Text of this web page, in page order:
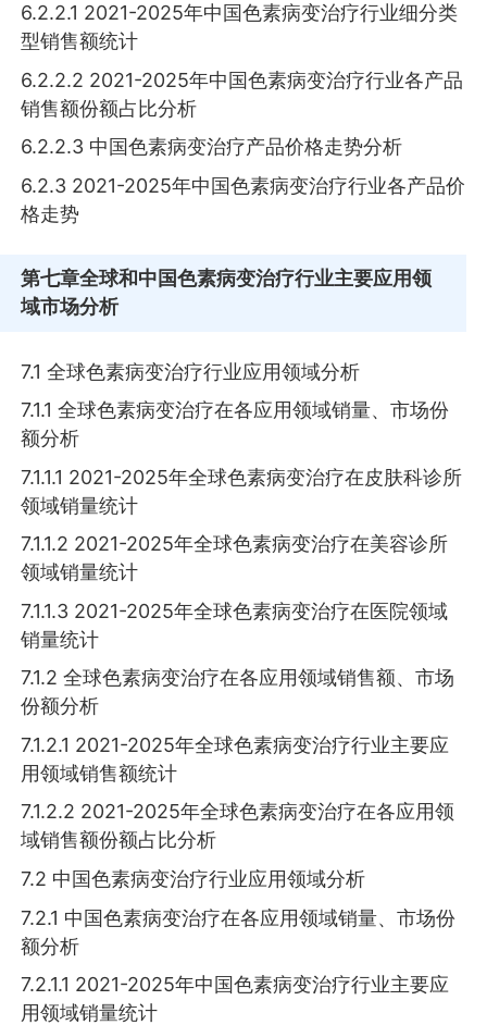
6.2.2.1 2021-2025年中国色素病变治疗行业细分类
型销售额统计
6.2.2.2 2021-2025年中国色素病变治疗行业各产品
销售额份额占比分析
6.2.2.3 中国色素病变治疗产品价格走势分析
6.2.3 2021-2025年中国色素病变治疗行业各产品价
格走势
第七章全球和中国色素病变治疗行业主要应用领
域市场分析
7.1 全球色素病变治疗行业应用领域分析
7.1.1 全球色素病变治疗在各应用领域销量、市场份
额分析
7.1.1.1 2021-2025年全球色素病变治疗在皮肤科诊所
领域销量统计
7.1.1.2 2021-2025年全球色素病变治疗在美容诊所
领域销量统计
7.1.1.3 2021-2025年全球色素病变治疗在医院领域
销量统计
7.1.2 全球色素病变治疗在各应用领域销售额、市场
份额分析
7.1.2.1 2021-2025年全球色素病变治疗行业主要应
用领域销售额统计
7.1.2.2 2021-2025年全球色素病变治疗在各应用领
域销售额份额占比分析
7.2 中国色素病变治疗行业应用领域分析
7.2.1 中国色素病变治疗在各应用领域销量、市场份
额分析
7.2.1.1 2021-2025年中国色素病变治疗行业主要应
用领域销量统计